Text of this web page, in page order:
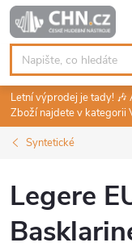
Přejít
na
obsah
Letní výprodej je tady! 🎶
Zboží najdete v kategorii
Syntetické
Legere